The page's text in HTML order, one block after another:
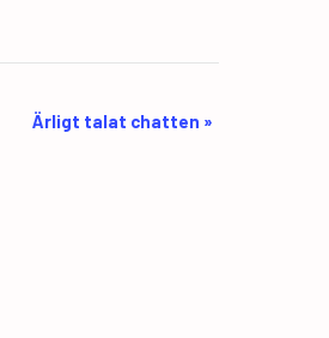
Ärligt talat chatten »